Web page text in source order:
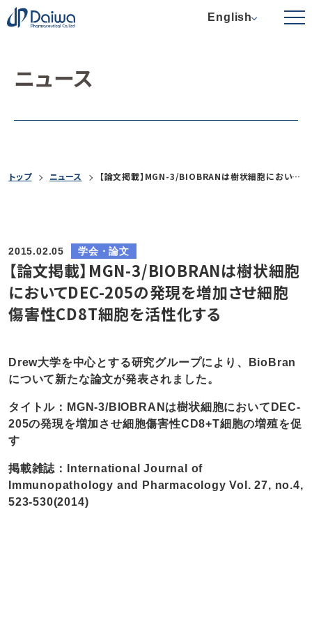
English
ニュース
トップ ニュース 【論文掲載】MGN-3/BIOBRANは樹状細胞においてDEC-205の発現を増加させ細胞傷害性CD8T細胞を活性化する
2015.02.05 学会・論文
【論文掲載】MGN-3/BIOBRANは樹状細胞
においてDEC-205の発現を増加させ細胞
傷害性CD8T細胞を活性化する
Drew大学を中心とする研究グループにより、BioBran
について新たな論文が発表されました。
タイトル：MGN-3/BIOBRANは樹状細胞においてDEC-
205の発現を増加させ細胞傷害性CD8+T細胞の増殖を促
す
掲載雑誌：International Journal of
Immunopathology and Pharmacology Vol. 27, no.4,
523-530(2014)